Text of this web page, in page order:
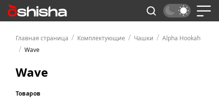
Главная страница / Комплектующие / Чашки / Alpha Hookah
/ Wave
Wave
Товаров